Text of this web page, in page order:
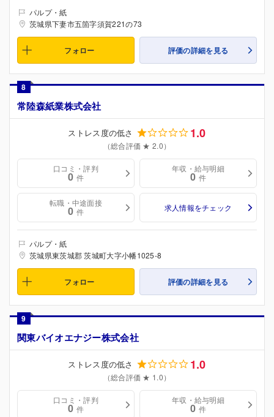
パルプ・紙
茨城県下妻市五箇字須賀221の73
フォロー 評価の詳細を見る
8
常陸森紙業株式会社
ストレス度の低さ 1.0
（総合評価 ★ 2.0）
口コミ・評判
0 件
年収・給与明細
0 件
転職・中途面接
0 件 求人情報をチェック
パルプ・紙
茨城県東茨城郡 茨城町大字小幡1025-8
フォロー 評価の詳細を見る
9
関東バイオエナジー株式会社
ストレス度の低さ 1.0
（総合評価 ★ 1.0）
口コミ・評判
0 件
年収・給与明細
0 件